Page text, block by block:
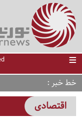
خط خبر
اقتصادی